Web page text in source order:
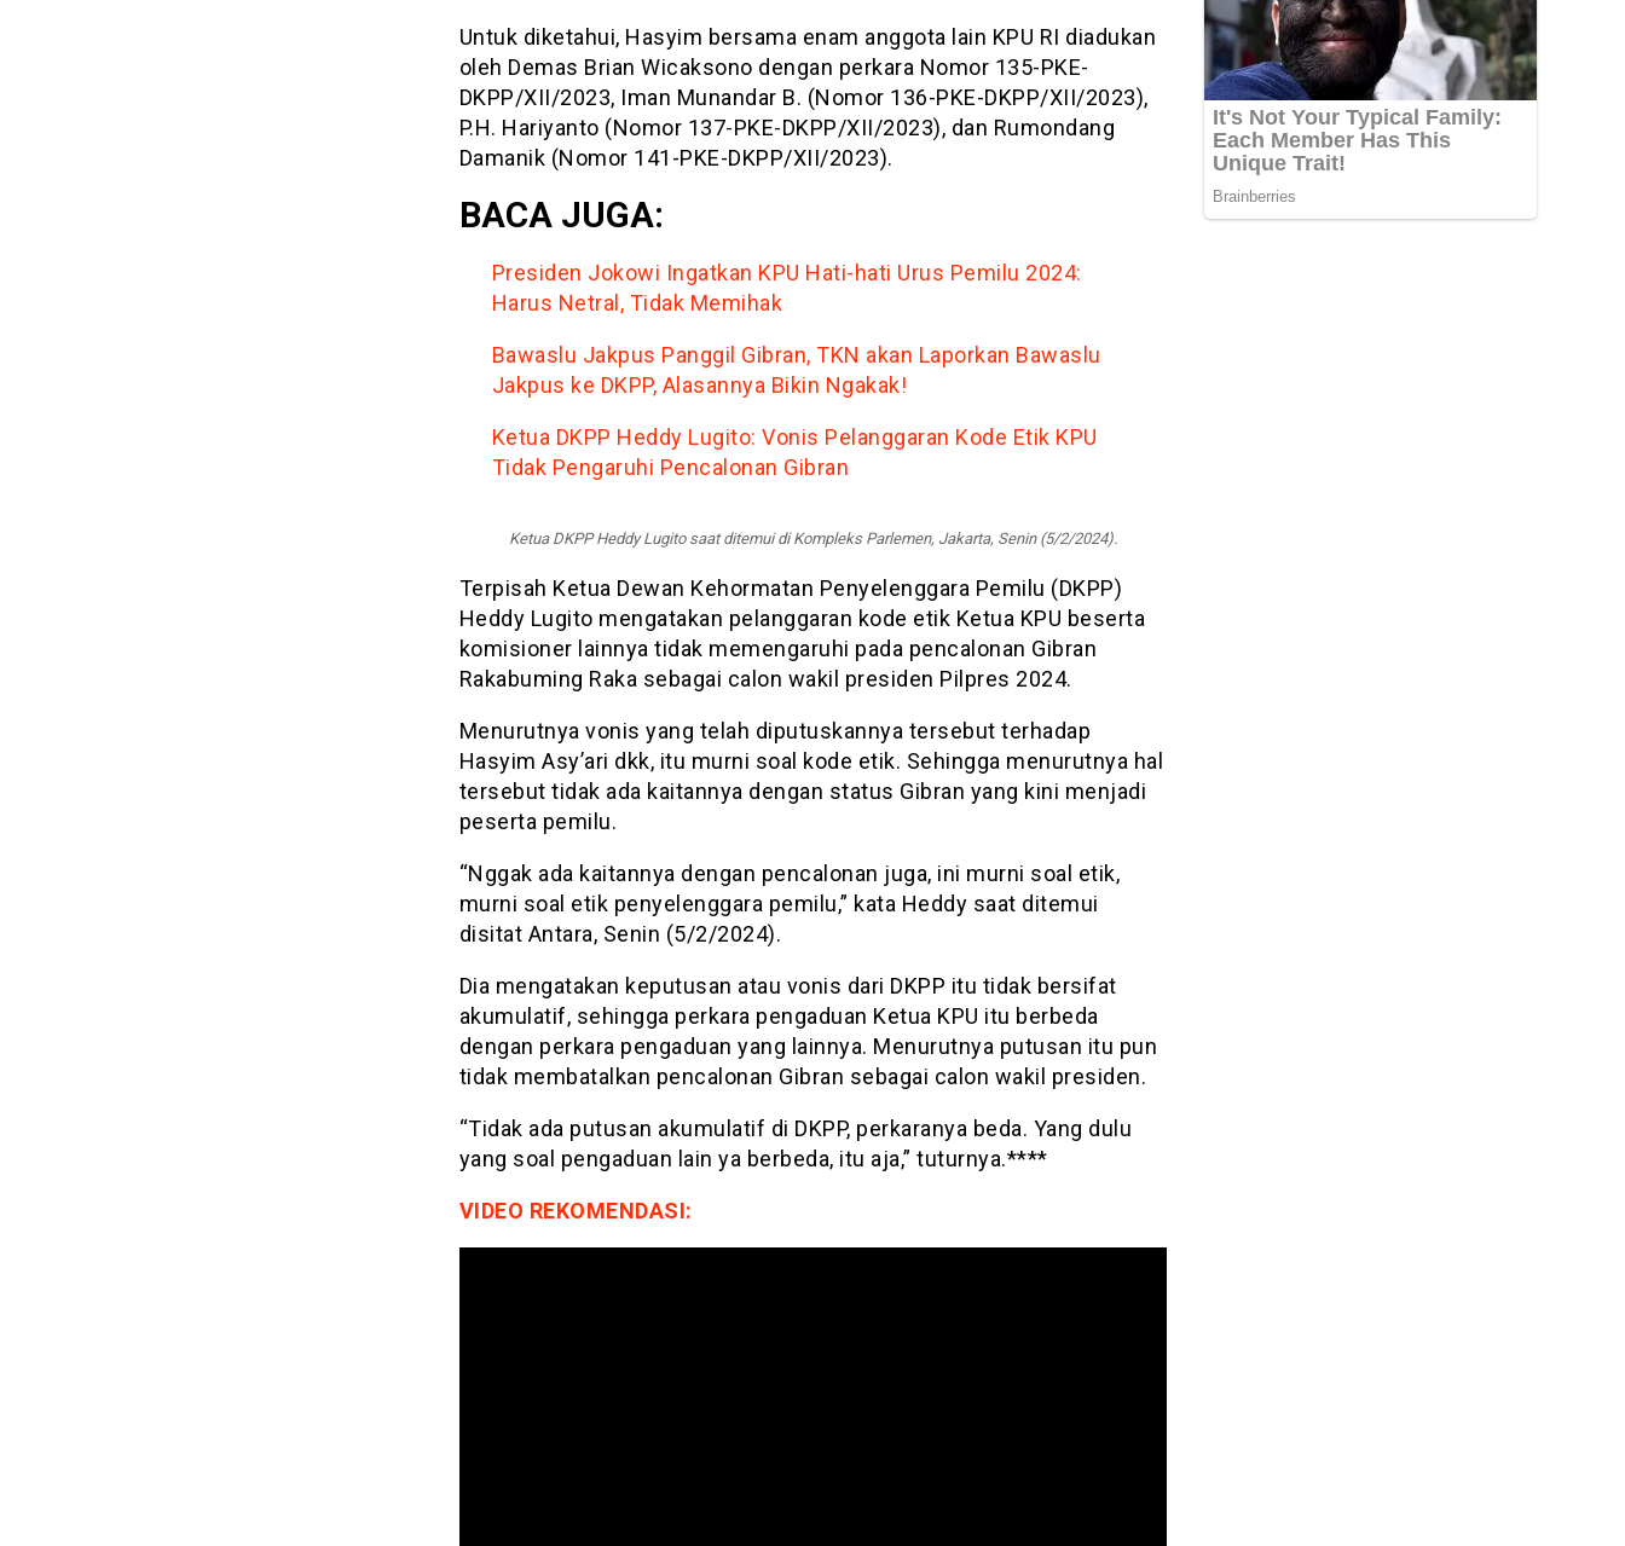
Untuk diketahui, Hasyim bersama enam anggota lain KPU RI diadukan
oleh Demas Brian Wicaksono dengan perkara Nomor 135-PKE-
DKPP/XII/2023, Iman Munandar B. (Nomor 136-PKE-DKPP/XII/2023),
P.H. Hariyanto (Nomor 137-PKE-DKPP/XII/2023), dan Rumondang
Damanik (Nomor 141-PKE-DKPP/XII/2023).
BACA JUGA:
Presiden Jokowi Ingatkan KPU Hati-hati Urus Pemilu 2024:
Harus Netral, Tidak Memihak
Bawaslu Jakpus Panggil Gibran, TKN akan Laporkan Bawaslu
Jakpus ke DKPP, Alasannya Bikin Ngakak!
Ketua DKPP Heddy Lugito: Vonis Pelanggaran Kode Etik KPU
Tidak Pengaruhi Pencalonan Gibran
Ketua DKPP Heddy Lugito saat ditemui di Kompleks Parlemen, Jakarta, Senin (5/2/2024).
Terpisah Ketua Dewan Kehormatan Penyelenggara Pemilu (DKPP)
Heddy Lugito mengatakan pelanggaran kode etik Ketua KPU beserta
komisioner lainnya tidak memengaruhi pada pencalonan Gibran
Rakabuming Raka sebagai calon wakil presiden Pilpres 2024.
Menurutnya vonis yang telah diputuskannya tersebut terhadap
Hasyim Asy’ari dkk, itu murni soal kode etik. Sehingga menurutnya hal
tersebut tidak ada kaitannya dengan status Gibran yang kini menjadi
peserta pemilu.
“Nggak ada kaitannya dengan pencalonan juga, ini murni soal etik,
murni soal etik penyelenggara pemilu,” kata Heddy saat ditemui
disitat Antara, Senin (5/2/2024).
Dia mengatakan keputusan atau vonis dari DKPP itu tidak bersifat
akumulatif, sehingga perkara pengaduan Ketua KPU itu berbeda
dengan perkara pengaduan yang lainnya. Menurutnya putusan itu pun
tidak membatalkan pencalonan Gibran sebagai calon wakil presiden.
“Tidak ada putusan akumulatif di DKPP, perkaranya beda. Yang dulu
yang soal pengaduan lain ya berbeda, itu aja,” tuturnya.****
VIDEO REKOMENDASI: